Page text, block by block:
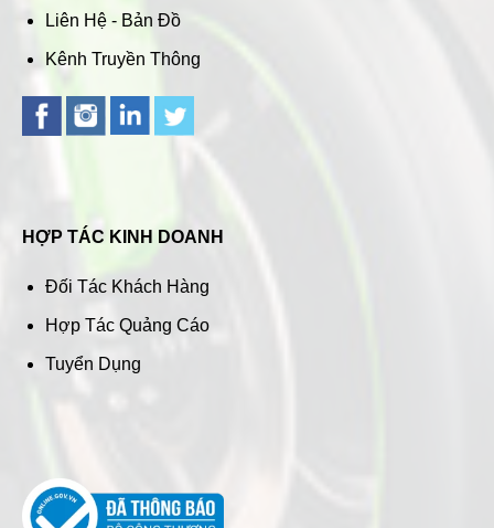
Liên Hệ - Bản Đồ
Kênh Truyền Thông
HỢP TÁC KINH DOANH
Đối Tác Khách Hàng
Hợp Tác Quảng Cáo
Tuyển Dụng